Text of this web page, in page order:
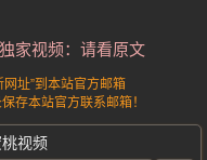
家视频：请看原文
址”到本站官方邮箱
存本站官方联系邮箱！
视频